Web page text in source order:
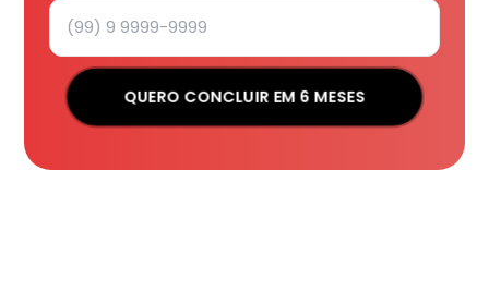
QUERO CONCLUIR EM 6 MESES